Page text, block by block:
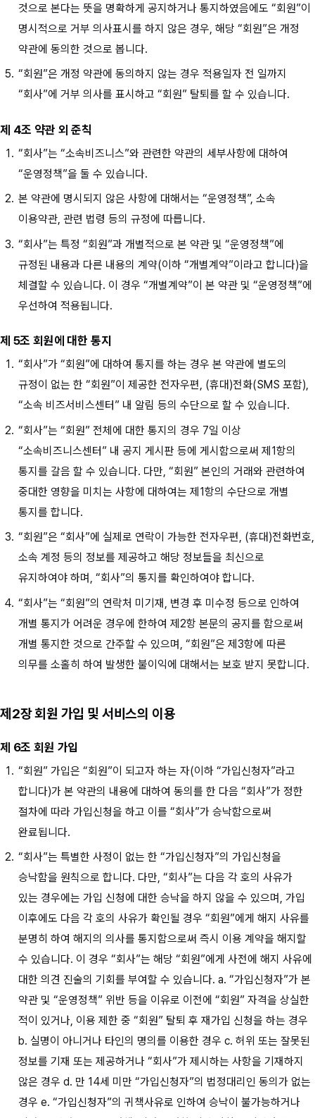
것으로 본다는 뜻을 명확하게 공지하거나 통지하였음에도 “회원”이
명시적으로 거부 의사표시를 하지 않은 경우, 해당 “회원”은 개정
약관에 동의한 것으로 봅니다.
“회원”은 개정 약관에 동의하지 않는 경우 적용일자 전 일까지
“회사”에 거부 의사를 표시하고 “회원” 탈퇴를 할 수 있습니다.
제 4조 약관 외 준칙
“회사”는 “소속비즈니스”와 관련한 약관의 세부사항에 대하여
“운영정책”을 둘 수 있습니다.
본 약관에 명시되지 않은 사항에 대해서는 “운영정책”, 소속
이용약관, 관련 법령 등의 규정에 따릅니다.
“회사”는 특정 “회원”과 개별적으로 본 약관 및 “운영정책”에
규정된 내용과 다른 내용의 계약(이하 “개별계약”이라고 합니다)을
체결할 수 있습니다. 이 경우 “개별계약”이 본 약관 및 “운영정책”에
우선하여 적용됩니다.
제 5조 회원에 대한 통지
“회사”가 “회원”에 대하여 통지를 하는 경우 본 약관에 별도의
규정이 없는 한 “회원”이 제공한 전자우편, (휴대)전화(SMS 포함),
“소속 비즈서비스센터” 내 알림 등의 수단으로 할 수 있습니다.
“회사”는 “회원” 전체에 대한 통지의 경우 7일 이상
“소속비즈니스센터” 내 공지 게시판 등에 게시함으로써 제1항의
통지를 갈음 할 수 있습니다. 다만, “회원” 본인의 거래와 관련하여
중대한 영향을 미치는 사항에 대하여는 제1항의 수단으로 개별
통지를 합니다.
“회원”은 “회사”에 실제로 연락이 가능한 전자우편, (휴대)전화번호,
소속 계정 등의 정보를 제공하고 해당 정보들을 최신으로
유지하여야 하며, “회사”의 통지를 확인하여야 합니다.
“회사”는 “회원”의 연락처 미기재, 변경 후 미수정 등으로 인하여
개별 통지가 어려운 경우에 한하여 제2항 본문의 공지를 함으로써
개별 통지한 것으로 간주할 수 있으며, “회원”은 제3항에 따른
의무를 소홀히 하여 발생한 불이익에 대해서는 보호 받지 못합니다.
제2장 회원 가입 및 서비스의 이용
제 6조 회원 가입
“회원” 가입은 “회원”이 되고자 하는 자(이하 “가입신청자”라고
합니다)가 본 약관의 내용에 대하여 동의를 한 다음 “회사”가 정한
절차에 따라 가입신청을 하고 이를 “회사”가 승낙함으로써
완료됩니다.
“회사”는 특별한 사정이 없는 한 “가입신청자”의 가입신청을
승낙함을 원칙으로 합니다. 다만, “회사”는 다음 각 호의 사유가
있는 경우에는 가입 신청에 대한 승낙을 하지 않을 수 있으며, 가입
이후에도 다음 각 호의 사유가 확인될 경우 “회원”에게 해지 사유를
분명히 하여 해지의 의사를 통지함으로써 즉시 이용 계약을 해지할
수 있습니다. 이 경우 “회사”는 해당 “회원”에게 사전에 해지 사유에
대한 의견 진술의 기회를 부여할 수 있습니다. a. “가입신청자”가 본
약관 및 “운영정책” 위반 등을 이유로 이전에 “회원” 자격을 상실한
적이 있거나, 이용 제한 중 “회원” 탈퇴 후 재가입 신청을 하는 경우
b. 실명이 아니거나 타인의 명의를 이용한 경우 c. 허위 또는 잘못된
정보를 기재 또는 제공하거나 “회사”가 제시하는 사항을 기재하지
않은 경우 d. 만 14세 미만 “가입신청자”의 법정대리인 동의가 없는
경우 e. “가입신청자”의 귀책사유로 인하여 승낙이 불가능하거나